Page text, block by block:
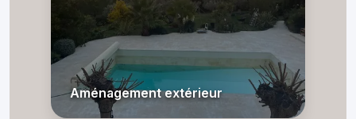
Aménagement extérieur